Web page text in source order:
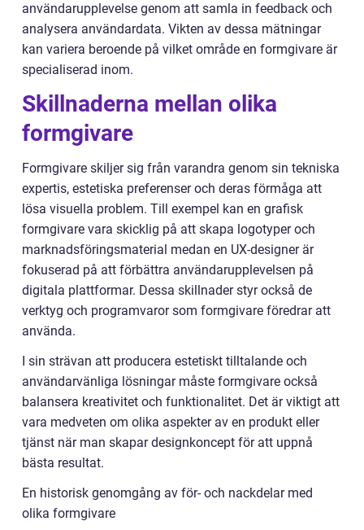
användarupplevelse genom att samla in feedback och
analysera användardata. Vikten av dessa mätningar
kan variera beroende på vilket område en formgivare är
specialiserad inom.
Skillnaderna mellan olika
formgivare
Formgivare skiljer sig från varandra genom sin tekniska
expertis, estetiska preferenser och deras förmåga att
lösa visuella problem. Till exempel kan en grafisk
formgivare vara skicklig på att skapa logotyper och
marknadsföringsmaterial medan en UX-designer är
fokuserad på att förbättra användarupplevelsen på
digitala plattformar. Dessa skillnader styr också de
verktyg och programvaror som formgivare föredrar att
använda.
I sin strävan att producera estetiskt tilltalande och
användarvänliga lösningar måste formgivare också
balansera kreativitet och funktionalitet. Det är viktigt att
vara medveten om olika aspekter av en produkt eller
tjänst när man skapar designkoncept för att uppnå
bästa resultat.
En historisk genomgång av för- och nackdelar med
olika formgivare